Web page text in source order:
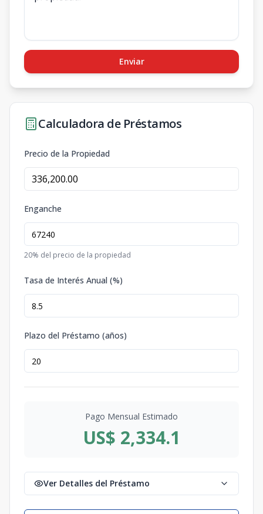
Enviar
Calculadora de Préstamos
Precio de la Propiedad
Enganche
20% del precio de la propiedad
Tasa de Interés Anual (%)
Plazo del Préstamo (años)
Pago Mensual Estimado
US$ 2,334.1
Ver Detalles del Préstamo